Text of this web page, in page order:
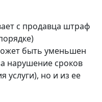
с продавца штраф
быть уменьшен
нарушение сроков
но и из ее